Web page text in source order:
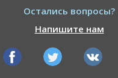
Остались вопросы?
Напишите нам